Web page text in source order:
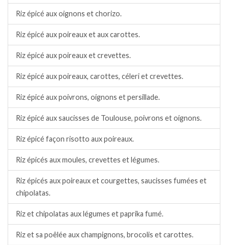
Riz épicé aux oignons et chorizo.
Riz épicé aux poireaux et aux carottes.
Riz épicé aux poireaux et crevettes.
Riz épicé aux poireaux, carottes, céleri et crevettes.
Riz épicé aux poivrons, oignons et persillade.
Riz épicé aux saucisses de Toulouse, poivrons et oignons.
Riz épicé façon risotto aux poireaux.
Riz épicés aux moules, crevettes et légumes.
Riz épicés aux poireaux et courgettes, saucisses fumées et
chipolatas.
Riz et chipolatas aux légumes et paprika fumé.
Riz et sa poêlée aux champignons, brocolis et carottes.